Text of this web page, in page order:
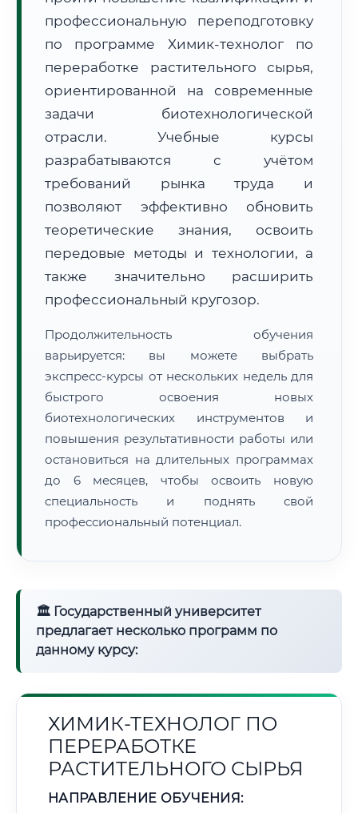
Расчет логистики оригиналов:
• Экспресс-доставка СДЭК / Почтой:3–5 рабочих дней
📜 Документы и аккредитация
🔍Нажмите на документ для увеличения и просмотра
профессиональную переподготовку
по программе Химик-технолог по
переработке растительного сырья,
ориентированной на современные
задачи биотехнологической
отрасли. Учебные курсы
разрабатываются с учётом
требований рынка труда и
позволяют эффективно обновить
теоретические знания, освоить
передовые методы и технологии, а
также значительно расширить
профессиональный кругозор.
Продолжительность обучения
варьируется: вы можете выбрать
экспресс-курсы от нескольких недель для
быстрого освоения новых
биотехнологических инструментов и
повышения результативности работы или
остановиться на длительных программах
до 6 месяцев, чтобы освоить новую
специальность и поднять свой
профессиональный потенциал.
🏛 Государственный университет
предлагает несколько программ по
данному курсу:
ХИМИК-ТЕХНОЛОГ ПО
ПЕРЕРАБОТКЕ
РАСТИТЕЛЬНОГО СЫРЬЯ
НАПРАВЛЕНИЕ ОБУЧЕНИЯ: